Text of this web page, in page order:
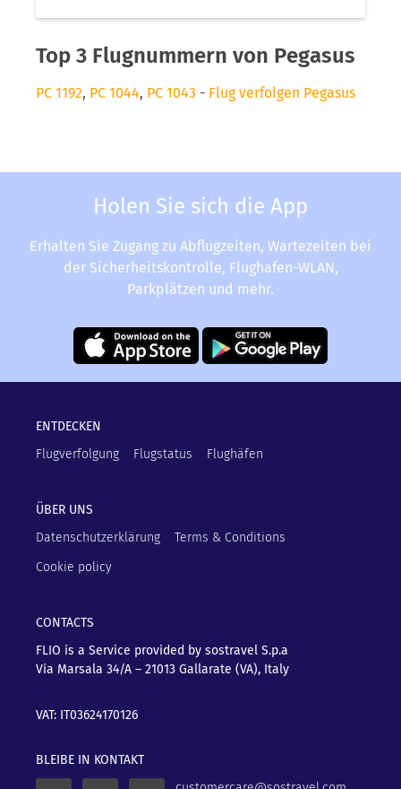
Top 3 Flugnummern von Pegasus
PC 1192, PC 1044, PC 1043 - Flug verfolgen Pegasus
Holen Sie sich die App
Erhalten Sie Zugang zu Abflugzeiten, Wartezeiten bei
der Sicherheitskontrolle, Flughafen-WLAN,
Parkplätzen und mehr.
ENTDECKEN
Flugverfolgung
Flugstatus Flughäfen
ÜBER UNS
Datenschutzerklärung
Terms & Conditions
Cookie policy
CONTACTS
FLIO is a Service provided by sostravel S.p.a
Via Marsala 34/A – 21013 Gallarate (VA), Italy
VAT: IT03624170126
BLEIBE IN KONTAKT